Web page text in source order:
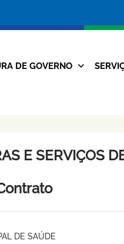
da
Prefeitura
Navegação
DE GOVERNO
E SERVIÇOS
DE SAÚDE